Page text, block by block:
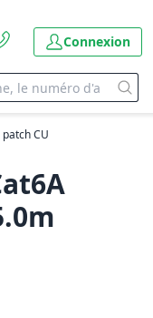
Connexion
CU